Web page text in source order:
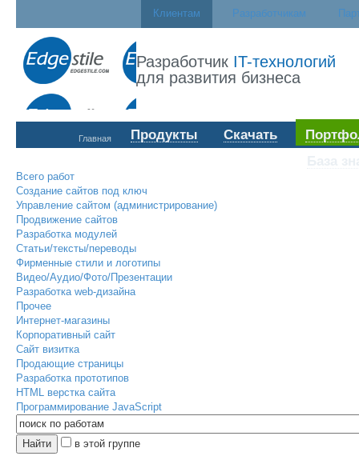
Клиентам Разработчикам
Разработчик IT-технологий
для развития бизнеса
Главная Продукты Скачать
Всего работ
Создание сайтов под ключ
Управление сайтом (администрирование)
Продвижение сайтов
Разработка модулей
Статьи/тексты/переводы
Фирменные стили и логотипы
Видео/Аудио/Фото/Презентации
Разработка web-дизайна
Прочее
Интернет-магазины
Корпоративный сайт
Сайт визитка
Продающие страницы
Разработка прототипов
HTML верстка сайта
Программирование JavaScript
в этой группе